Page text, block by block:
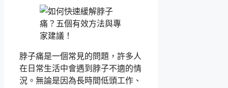
脖子痛是一個常見的問題，許多人
在日常生活中會遇到脖子不適的情
況。無論是因為長時間低頭工作、